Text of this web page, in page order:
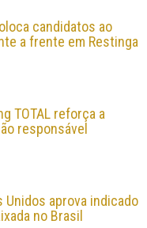
candidatos ao
a frente em Restinga
TOTAL reforça a
responsável
Unidos aprova indicado
no Brasil